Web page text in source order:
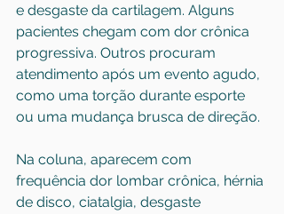
e desgaste da cartilagem. Alguns
pacientes chegam com dor crônica
progressiva. Outros procuram
atendimento após um evento agudo,
como uma torção durante esporte
ou uma mudança brusca de direção.
Na coluna, aparecem com
frequência dor lombar crônica, hérnia
de disco, ciatalgia, desgaste